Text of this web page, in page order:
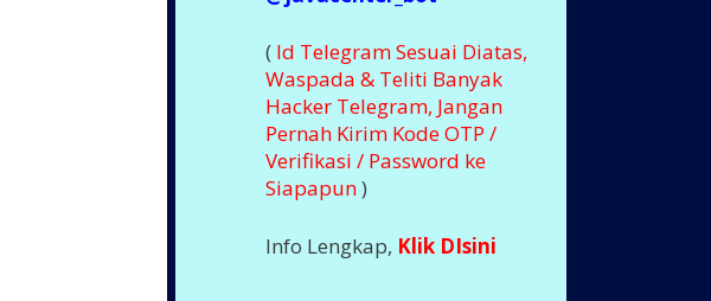
( Id Telegram Sesuai Diatas,
Waspada & Teliti Banyak
Hacker Telegram, Jangan
Pernah Kirim Kode OTP /
Verifikasi / Password ke
Siapapun)
Info Lengkap, Klik DIsini